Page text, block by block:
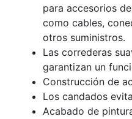
para accesorios
como cables,
otros suministros.
Las correderas
garantizan un
Construcción de
Los candados
Acabado de